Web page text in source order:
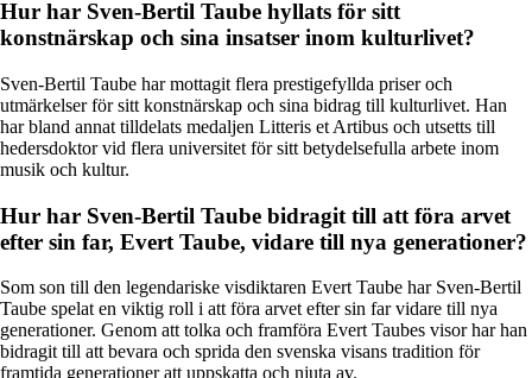
Hur har Sven-Bertil Taube hyllats för sitt
konstnärskap och sina insatser inom kulturlivet?
Sven-Bertil Taube har mottagit flera prestigefyllda priser och
utmärkelser för sitt konstnärskap och sina bidrag till kulturlivet. Han
har bland annat tilldelats medaljen Litteris et Artibus och utsetts till
hedersdoktor vid flera universitet för sitt betydelsefulla arbete inom
musik och kultur.
Hur har Sven-Bertil Taube bidragit till att föra arvet
efter sin far, Evert Taube, vidare till nya generationer?
Som son till den legendariske visdiktaren Evert Taube har Sven-Bertil
Taube spelat en viktig roll i att föra arvet efter sin far vidare till nya
generationer. Genom att tolka och framföra Evert Taubes visor har han
bidragit till att bevara och sprida den svenska visans tradition för
framtida generationer att uppskatta och njuta av.